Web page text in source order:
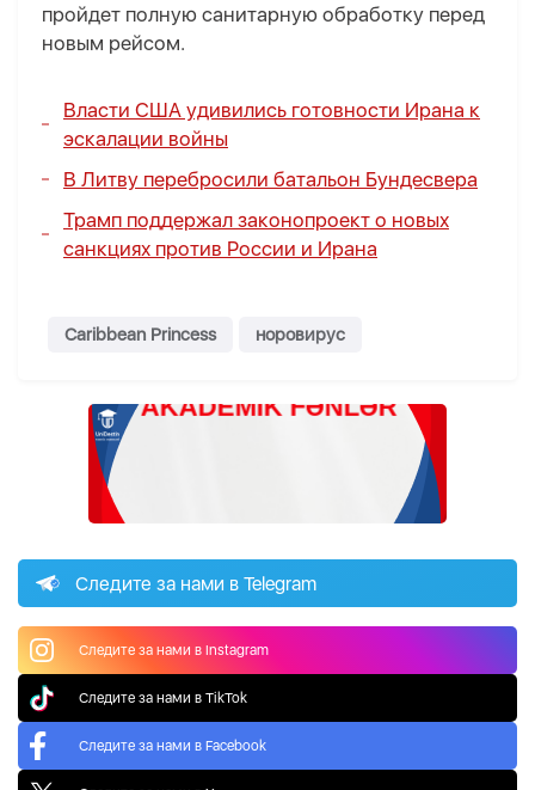
пройдет полную санитарную обработку перед
новым рейсом.
Власти США удивились готовности Ирана к
эскалации войны
В Литву перебросили батальон Бундесвера
Трамп поддержал законопроект о новых
санкциях против России и Ирана
Caribbean Princess норовирус
Следите за нами в Telegram
Следите за нами в Instagram
Следите за нами в TikTok
Следите за нами в Facebook